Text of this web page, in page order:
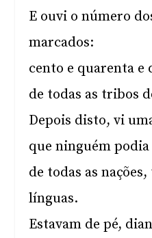
E ouvi o número
marcados:
cento e quarenta
de todas as tribos
Depois disto, vi
que ninguém
de todas as
línguas.
Estavam de pé,